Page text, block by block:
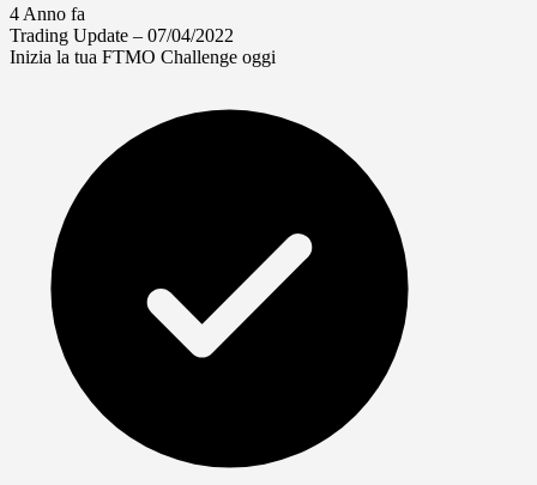
4 Anno fa
Trading Update – 07/04/2022
Inizia la tua FTMO Challenge oggi